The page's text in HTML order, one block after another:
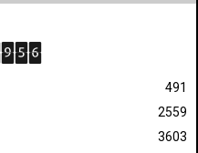
491
2559
3603